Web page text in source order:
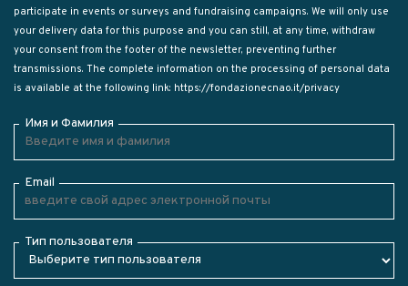
participate in events or surveys and fundraising campaigns. We will only use
your delivery data for this purpose and you can still, at any time, withdraw
your consent from the footer of the newsletter, preventing further
transmissions. The complete information on the processing of personal data
is available at the following link: https://fondazionecnao.it/privacy
Имя и Фамилия
Email
Тип пользователя